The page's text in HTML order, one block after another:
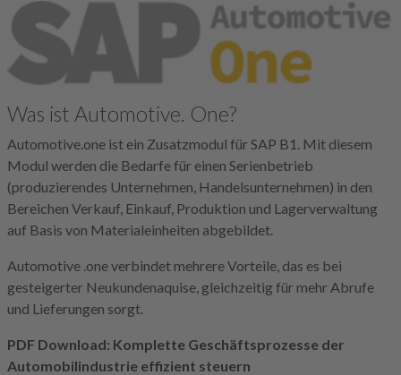
Was ist Automotive. One?
Automotive.one ist ein Zusatzmodul für SAP B1. Mit diesem
Modul werden die Bedarfe für einen Serienbetrieb
(produzierendes Unternehmen, Handelsunternehmen) in den
Bereichen Verkauf, Einkauf, Produktion und Lagerverwaltung
auf Basis von Materialeinheiten abgebildet.
Automotive .one verbindet mehrere Vorteile, das es bei
gesteigerter Neukundenaquise, gleichzeitig für mehr Abrufe
und Lieferungen sorgt.
PDF Download: Komplette Geschäftsprozesse der
Automobilindustrie effizient steuern